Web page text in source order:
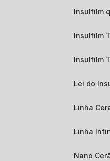
Insulfilm
Insulfilm
Insulfilm
Lei do
Linha
Linha
Nano